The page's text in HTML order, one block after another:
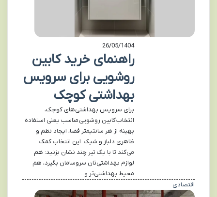
26/05/1404
راهنمای خرید کابین
روشویی برای سرویس
بهداشتی کوچک
برای سرویس بهداشتی‌های کوچک،
انتخاب کابین روشویی مناسب یعنی استفاده
بهینه از هر سانتیمتر فضا، ایجاد نظم و
ظاهری دلباز و شیک. این انتخاب کمک
می‌کند تا با یک تیر چند نشان بزنید: هم
لوازم بهداشتی‌تان سروسامان بگیرد، هم
محیط بهداشتی‌تر و…
اقتصادی